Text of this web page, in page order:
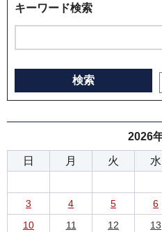
キーワード検索
2026
日 月 火 水
3
4 5 6
10
11 12 13